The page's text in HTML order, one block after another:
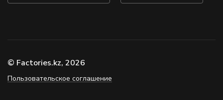
© Factories.kz, 2026
Пользовательское соглашение